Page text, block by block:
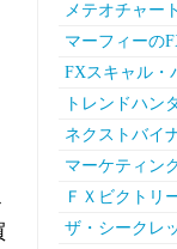
メテオチャー
マーフィーの
FXスキャル・
トレンドハン
ネクストバイ
マーケティン
ＦＸビクトリ
ザ・シークレ